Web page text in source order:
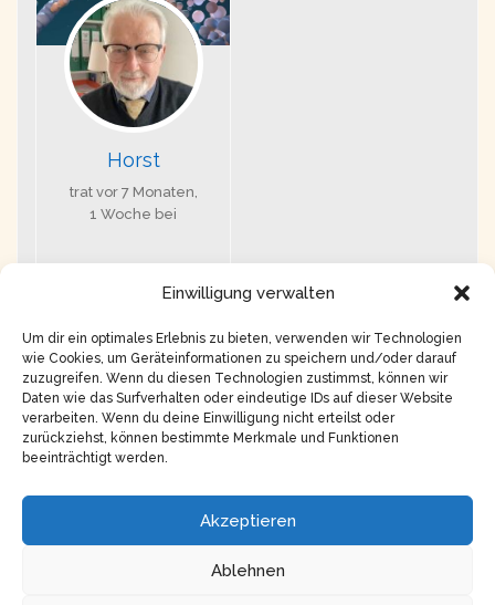
Einwilligung verwalten
Um dir ein optimales Erlebnis zu bieten, verwenden wir Technologien
wie Cookies, um Geräteinformationen zu speichern und/oder darauf
zuzugreifen. Wenn du diesen Technologien zustimmst, können wir
Daten wie das Surfverhalten oder eindeutige IDs auf dieser Website
verarbeiten. Wenn du deine Einwilligung nicht erteilst oder
zurückziehst, können bestimmte Merkmale und Funktionen
beeinträchtigt werden.
Akzeptieren
Ablehnen
Horst
trat vor 7 Monaten,
1 Woche bei
Anzeige: 1 Mitglied
Impressum
Datenschutz